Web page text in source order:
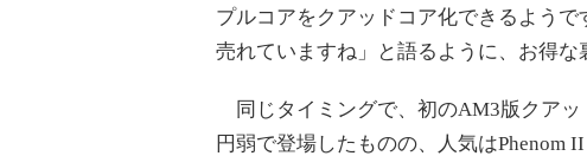
プルコアをクアッドコア化できるよう
売れていますね」と語るように、お得な
同じタイミングで、初のAM3版クアッ
円弱で登場したものの、人気はPhenom